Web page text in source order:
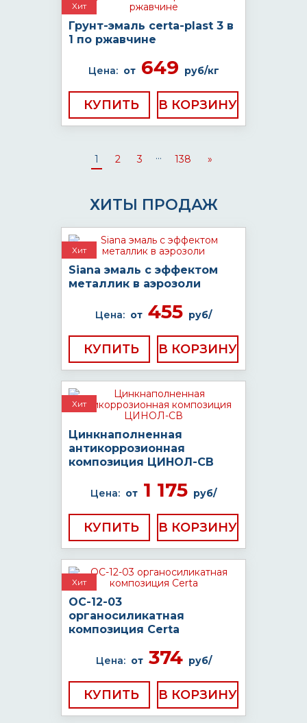
Хит
Грунт-эмаль certa-plast 3 в
1 по ржавчине
Цена: от649 руб/кг
КУПИТЬ
1 2 3 ... 138 »
ХИТЫ ПРОДАЖ
Хит
Siana эмаль с эффектом
металлик в аэрозоли
Цена: от 455 руб/
КУПИТЬ
Хит
Цинкнаполненная
антикоррозионная
композиция ЦИНОЛ-СВ
Цена: от 1 175 руб/
КУПИТЬ
Хит
ОС-12-03
органосиликатная
композиция Certa
Цена: от374 руб/
КУПИТЬ